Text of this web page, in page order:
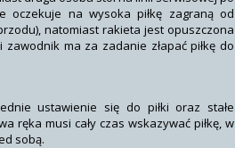
oczekuje na wysoka piłkę zagraną od
natomiast rakieta jest opuszczona
ma za zadanie złapać piłkę do
ustawienie się do piłki oraz stałe
ręka musi cały czas wskazywać piłkę, w
sobą.